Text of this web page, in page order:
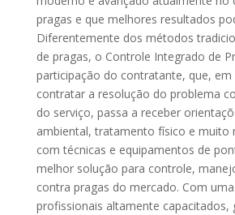
pragas e que melhores resultados
Diferentemente dos métodos
de pragas, o Controle Integrado de
participação do contratante, que, em
contratar a resolução do problema
do serviço, passa a receber
ambiental, tratamento físico e muito
com técnicas e equipamentos de
melhor solução para controle,
contra pragas do mercado. Com
profissionais altamente capacitados,